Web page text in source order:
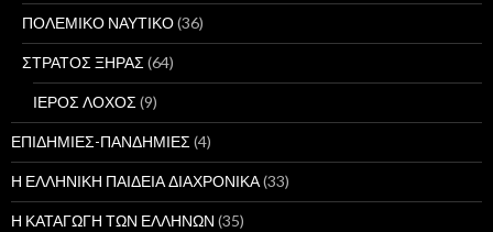
ΠΟΛΕΜΙΚΟ ΝΑΥΤΙΚΟ(36)
ΣΤΡΑΤΟΣ ΞΗΡΑΣ (64)
ΙΕΡΟΣ ΛΟΧΟΣ (9)
ΕΠΙΔΗΜΙΕΣ-ΠΑΝΔΗΜΙΕΣ (4)
Η ΕΛΛΗΝΙΚΗ ΠΑΙΔΕΙΑ ΔΙΑΧΡΟΝΙΚΑ(33)
Η ΚΑΤΑΓΩΓΗ ΤΩΝ ΕΛΛΗΝΩΝ (35)